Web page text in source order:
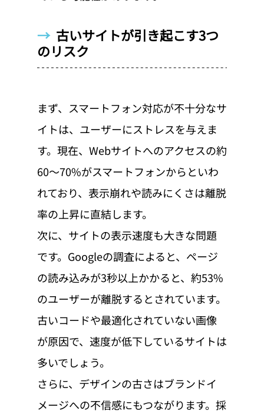
→ 古いサイトが引き起こす3つ
のリスク
まず、スマートフォン対応が不十分なサ
イトは、ユーザーにストレスを与えま
す。現在、Webサイトへのアクセスの約
60〜70%がスマートフォンからといわ
れており、表示崩れや読みにくさは離脱
率の上昇に直結します。
次に、サイトの表示速度も大きな問題
です。Googleの調査によると、ページ
の読み込みが3秒以上かかると、約53%
のユーザーが離脱するとされています。
古いコードや最適化されていない画像
が原因で、速度が低下しているサイトは
多いでしょう。
さらに、デザインの古さはブランドイ
メージへの不信感にもつながります。採